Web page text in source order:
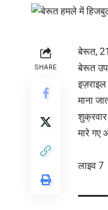
SHARE
बेरूत,
बेरूत
माना
मारे गए
लाइव 7